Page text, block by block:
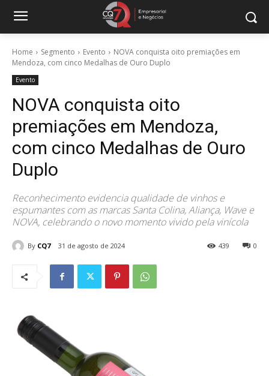
Home Segmento Evento
NOVA conquista oito premiações em
Mendoza, com cinco Medalhas de Ouro Duplo
Evento
NOVA conquista oito
premiações em Mendoza,
com cinco Medalhas de Ouro
Duplo
Reconhecimento evidencia qualidade de vinhos e
espumantes com as marcas Santa Colina, Aliança, Wave e
NOVA, celebrando o novo momento vivido pela vinícola
By CQ7 31 de agosto de 2024 0
439